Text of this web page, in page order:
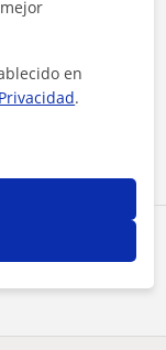
privacidad
en
.